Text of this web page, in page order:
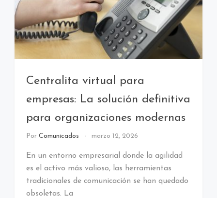
Centralita virtual para
empresas: La solución definitiva
para organizaciones modernas
Por Comunicados marzo 12, 2026
En un entorno empresarial donde la agilidad
es el activo más valioso, las herramientas
tradicionales de comunicación se han quedado
obsoletas. La